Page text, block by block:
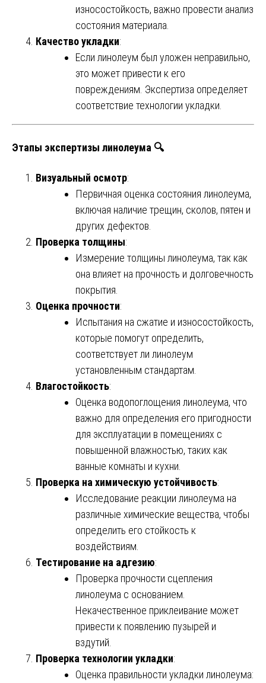
износостойкость, важно провести анализ
состояния материала.
Качество укладки:
Если линолеум был уложен неправильно,
это может привести к его
повреждениям. Экспертиза определяет
соответствие технологии укладки.
Этапы экспертизы линолеума 🔍
Визуальный осмотр:
Первичная оценка состояния линолеума,
включая наличие трещин, сколов, пятен и
других дефектов.
Проверка толщины:
Измерение толщины линолеума, так как
она влияет на прочность и долговечность
покрытия.
Оценка прочности:
Испытания на сжатие и износостойкость,
которые помогут определить,
соответствует ли линолеум
установленным стандартам.
Влагостойкость:
Оценка водопоглощения линолеума, что
важно для определения его пригодности
для эксплуатации в помещениях с
повышенной влажностью, таких как
ванные комнаты и кухни.
Проверка на химическую устойчивость:
Исследование реакции линолеума на
различные химические вещества, чтобы
определить его стойкость к
воздействиям.
Тестирование на адгезию:
Проверка прочности сцепления
линолеума с основанием.
Некачественное приклеивание может
привести к появлению пузырей и
вздутий.
Проверка технологии укладки:
Оценка правильности укладки линолеума: